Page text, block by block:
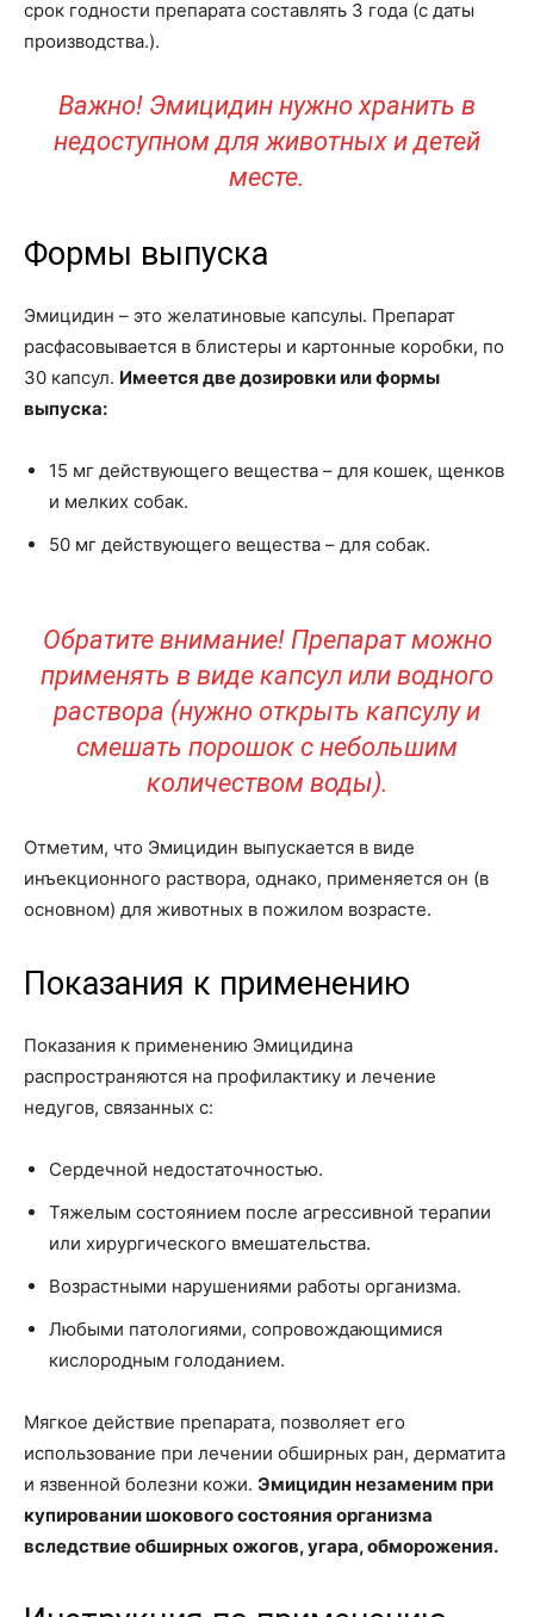
срок годности препарата составлять 3 года (с даты
производства.).
Важно! Эмицидин нужно хранить в
недоступном для животных и детей
месте.
Формы выпуска
Эмицидин – это желатиновые капсулы. Препарат
расфасовывается в блистеры и картонные коробки, по
30 капсул. Имеется две дозировки или формы
выпуска:
15 мг действующего вещества – для кошек, щенков
и мелких собак.
50 мг действующего вещества – для собак.
Обратите внимание! Препарат можно
применять в виде капсул или водного
раствора (нужно открыть капсулу и
смешать порошок с небольшим
количеством воды).
Отметим, что Эмицидин выпускается в виде
инъекционного раствора, однако, применяется он (в
основном) для животных в пожилом возрасте.
Показания к применению
Показания к применению Эмицидина
распространяются на профилактику и лечение
недугов, связанных с:
Сердечной недостаточностью.
Тяжелым состоянием после агрессивной терапии
или хирургического вмешательства.
Возрастными нарушениями работы организма.
Любыми патологиями, сопровождающимися
кислородным голоданием.
Мягкое действие препарата, позволяет его
использование при лечении обширных ран, дерматита
и язвенной болезни кожи. Эмицидин незаменим при
купировании шокового состояния организма
вследствие обширных ожогов, угара, обморожения.